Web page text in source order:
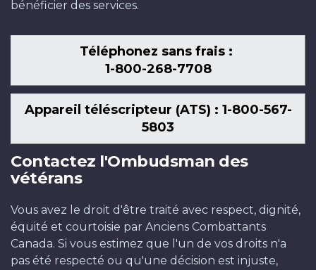
bénéficier des services.
Téléphonez sans frais :
1-800-268-7708
Appareil téléscripteur (ATS) : 1-800-567-
5803
Contactez l'Ombudsman des
vétérans
Vous avez le droit d'être traité avec respect, dignité,
équité et courtoisie par Anciens Combattants
Canada. Si vous estimez que l'un de vos droits n'a
pas été respecté ou qu'une décision est injuste,